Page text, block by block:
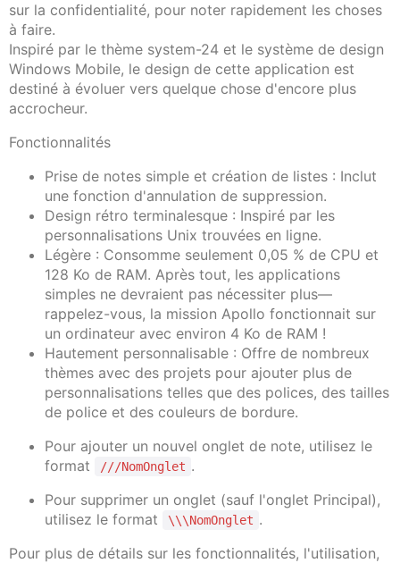
sur la confidentialité, pour noter rapidement les choses
à faire.
Inspiré par le thème system-24 et le système de design
Windows Mobile, le design de cette application est
destiné à évoluer vers quelque chose d'encore plus
accrocheur.
Fonctionnalités
Prise de notes simple et création de listes : Inclut
une fonction d'annulation de suppression.
Design rétro terminalesque : Inspiré par les
personnalisations Unix trouvées en ligne.
Légère : Consomme seulement 0,05 % de CPU et
128 Ko de RAM. Après tout, les applications
simples ne devraient pas nécessiter plus—
rappelez-vous, la mission Apollo fonctionnait sur
un ordinateur avec environ 4 Ko de RAM !
Hautement personnalisable : Offre de nombreux
thèmes avec des projets pour ajouter plus de
personnalisations telles que des polices, des tailles
de police et des couleurs de bordure.
Pour ajouter un nouvel onglet de note, utilisez le
format
///NomOnglet .
Pour supprimer un onglet (sauf l'onglet Principal),
utilisez le format
\\\NomOnglet .
Pour plus de détails sur les fonctionnalités, l'utilisation,